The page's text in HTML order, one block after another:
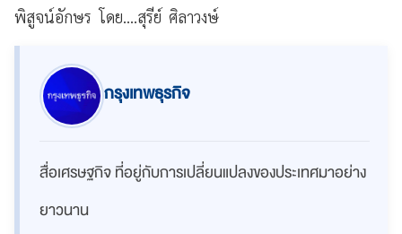
พิสูจน์อักษร โดย....สุรีย์ ศิลาวงษ์
กรุงเทพธุรกิจ
สื่อเศรษฐกิจ ที่อยู่กับการเปลี่ยนแปลงของประเทศมาอย่าง
ยาวนาน